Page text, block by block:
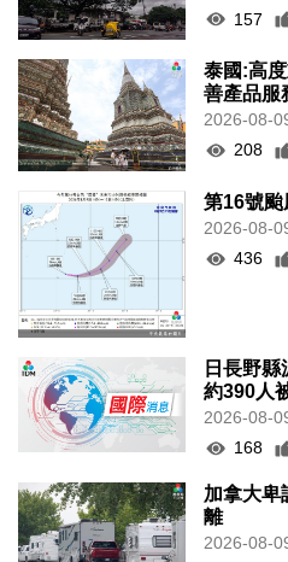
157
泰國:高
善產品服
2026-08-
208
第16號颱
2026-08-
436
日長野
約390人
2026-08-
168
加拿大卑
離
2026-08-